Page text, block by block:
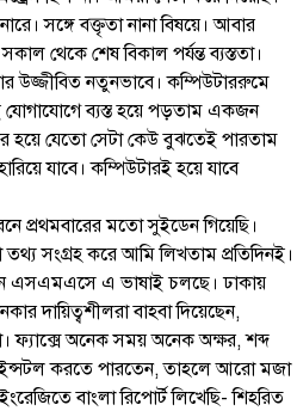
সঙ্গে বক্তৃতা নানা বিষয়ে। আবার
থেকে শেষ বিকাল পর্যন্ত ব্যস্ততা।
উজ্জীবিত নতুনভাবে। কম্পিউটাররুমে
যোগাযোগে ব্যস্ত হয়ে পড়তাম একজন
হয়ে যেতো সেটা কেউ বুঝতেই পারতাম
যাবে। কম্পিউটারই হয়ে যাবে
প্রথমবারের মতো সুইডেন গিয়েছি।
সংগ্রহ করে আমি লিখতাম প্রতিদিনই।
এসএমএসে এ ভাষাই চলছে। ঢাকায়
দায়িত্বশীলরা বাহবা দিয়েছেন,
ফ্যাক্সে অনেক সময় অনেক অক্ষর, শব্দ
ইন্সটল করতে পারতেন, তাহলে আরো মজা
বাংলা রিপোর্ট লিখেছি- শিহরিত